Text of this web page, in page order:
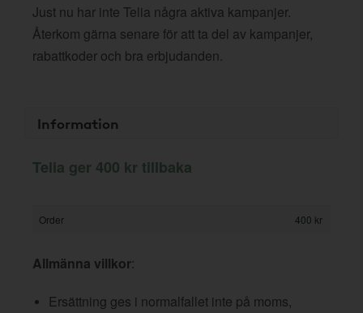
Just nu har inte Telia några aktiva kampanjer.
Återkom gärna senare för att ta del av kampanjer,
rabattkoder och bra erbjudanden.
Information
Telia ger 400 kr tillbaka
Order 400 kr
Allmänna villkor:
Ersättning ges i normalfallet inte på moms,